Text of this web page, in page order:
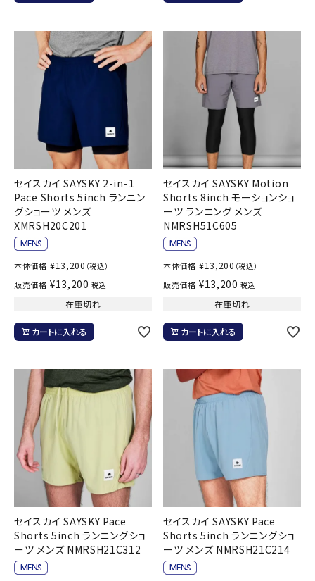
セイスカイ SAYSKY 2-in-1
Pace Shorts 5inch ランニン
グショーツ メンズ
XMRSH20C201
本体価格 ¥13,200 （税込）
販売価格 ¥13,200 税込
在庫切れ
カートに入れる
セイスカイ SAYSKY Motion
Shorts 8inch モーションショ
ーツ ランニング メンズ
NMRSH51C605
本体価格 ¥13,200 （税込）
販売価格 ¥13,200 税込
在庫切れ
カートに入れる
セイスカイ SAYSKY Pace
Shorts 5inch ランニングショ
ーツ メンズ NMRSH21C312
セイスカイ SAYSKY Pace
Shorts 5inch ランニングショ
ーツ メンズ NMRSH21C214